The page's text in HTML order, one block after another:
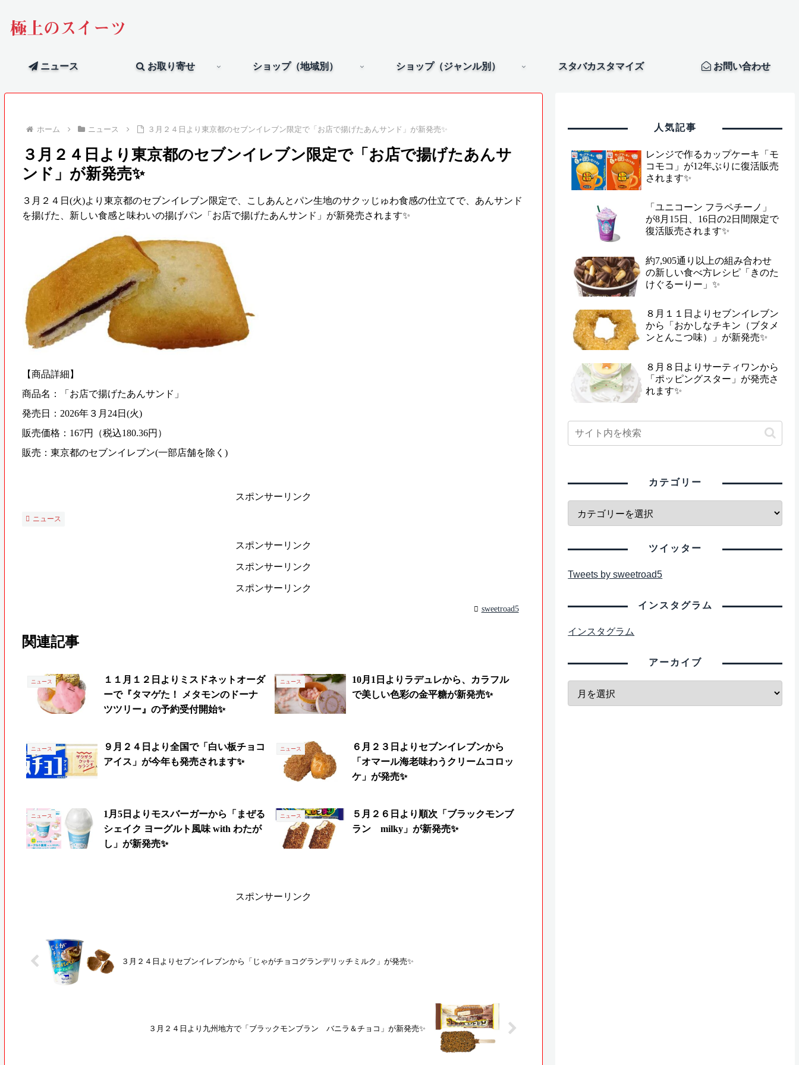
極上のスイーツ
ニュース お取り寄せ ショップ（地域別） ショップ（ジャンル別） スタバカスタマイズ お問い合わせ
ホーム ニュース ３月２４日より東京都のセブンイレブン限定で「お店で揚げたあんサンド」が新発売✨
３月２４日より東京都のセブンイレブン限定で「お店で揚げたあんサ
ンド」が新発売✨
３月２４日(火)より東京都のセブンイレブン限定で、こしあんとパン生地のサクッじゅわ食感の仕立てで、あんサンド
を揚げた、新しい食感と味わいの揚げパン「お店で揚げたあんサンド」が新発売されます✨
【商品詳細】
商品名：「お店で揚げたあんサンド」
発売日：2026年３月24日(火)
販売価格：167円（税込180.36円）
販売：東京都のセブンイレブン(一部店舗を除く)
スポンサーリンク
ニュース
スポンサーリンク
スポンサーリンク
スポンサーリンク
sweetroad5
関連記事
ニュース
１１月１２日よりミスドネットオーダ
ーで『タマゲた！ メタモンのドーナ
ツツリー』の予約受付開始✨
ニュース
10月1日よりラデュレから、カラフル
で美しい色彩の金平糖が新発売✨
ニュース
９月２４日より全国で「白い板チョコ
アイス」が今年も発売されます✨
ニュース
６月２３日よりセブンイレブンから
「オマール海老味わうクリームコロッ
ケ」が発売✨
ニュース
1月5日よりモスバーガーから「まぜる
シェイク ヨーグルト風味 with わたが
し」が新発売✨
ニュース
５月２６日より順次「ブラックモンブ
ラン milky」が新発売✨
スポンサーリンク
３月２４日よりセブンイレブンから「じゃがチョコグランデリッチミルク」が発売✨
３月２４日より九州地方で「ブラックモンブラン バニラ＆チョコ」が新発売✨
人気記事
レンジで作るカップケーキ「モ
コモコ」が12年ぶりに復活販売
されます✨
「ユニコーン フラペチーノ」
が8月15日、16日の2日間限定で
復活販売されます✨
約7,905通り以上の組み合わせ
の新しい食べ方レシピ「きのた
けぐるーりー」✨
８月１１日よりセブンイレブン
から「おかしなチキン（ブタメ
ンとんこつ味）」が新発売✨
８月８日よりサーティワンから
「ポッピングスター」が発売さ
れます✨
カテゴリー
ツイッター
Tweets by sweetroad5
インスタグラム
インスタグラム
アーカイブ